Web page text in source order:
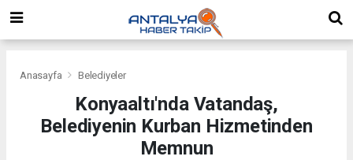
Anasayfa Belediyeler
Konyaaltı'nda Vatandaş,
Belediyenin Kurban Hizmetinden
Memnun